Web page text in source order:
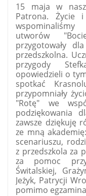
15 maja w
Patrona. Życie
utworów
przygotowały
przedszkolna.
przygody
opowiedzieli o
spotkać
przypomniały
"Rotę" we
podziękowania
zawsze dziękuję
ze mną
scenariuszu,
z przedszkola za
za pomoc
Świtalskiej,
Jeżyk, Patrycji
pomimo